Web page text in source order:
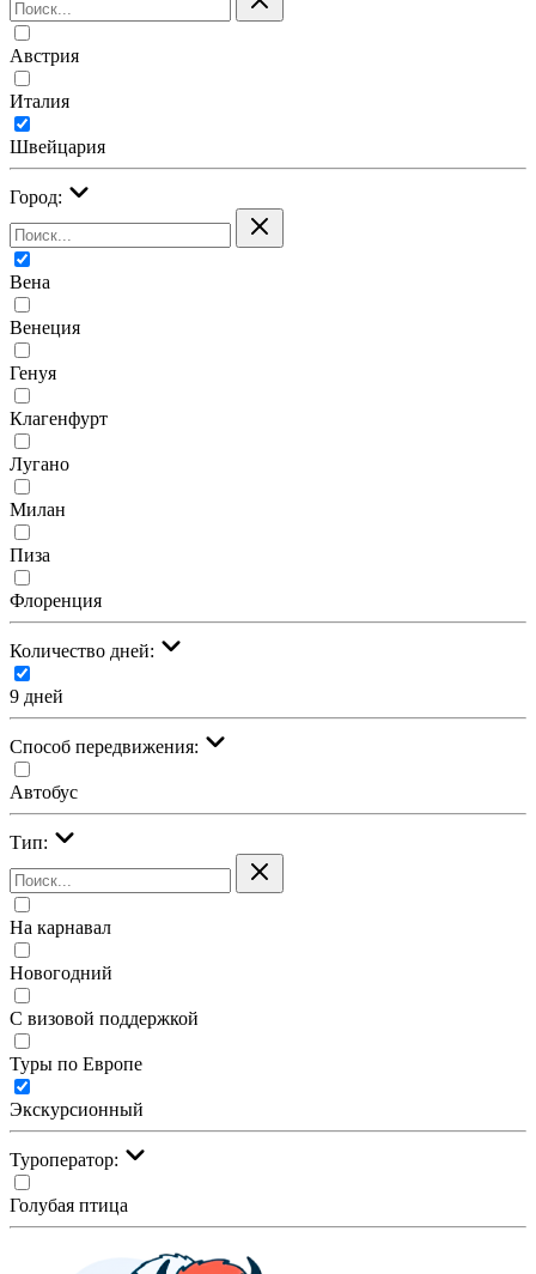
Австрия
Италия
Швейцария
Город:
Вена
Венеция
Генуя
Клагенфурт
Лугано
Милан
Пиза
Флоренция
Количество дней:
9 дней
Cпособ передвижения:
Автобус
Тип:
На карнавал
Новогодний
С визовой поддержкой
Туры по Европе
Экскурсионный
Туроператор:
Голубая птица